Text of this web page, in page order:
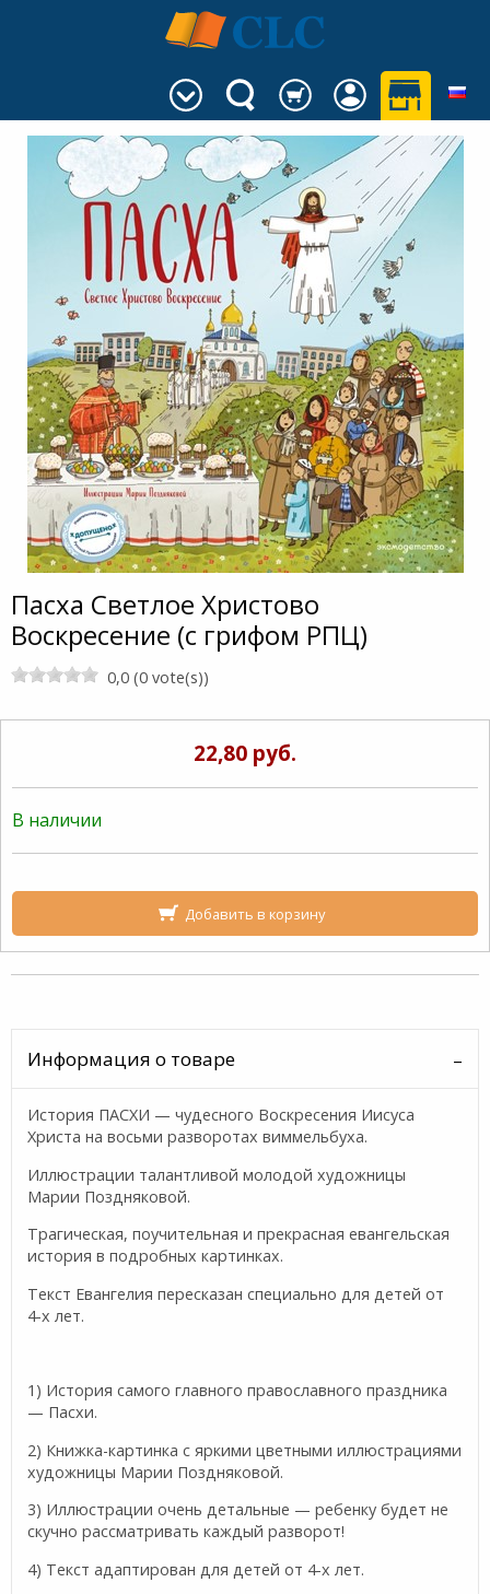
Пасха Светлое Христово
Воскресение (с грифом РПЦ)
0,0 (0 vote(s))
22,80 руб.
В наличии
Добавить в корзину
Информация о товаре
История ПАСХИ — чудесного Воскресения Иисуса
Христа на восьми разворотах виммельбуха.
Иллюстрации талантливой молодой художницы
Марии Поздняковой.
Трагическая, поучительная и прекрасная евангельская
история в подробных картинках.
Текст Евангелия пересказан специально для детей от
4-х лет.
1) История самого главного православного праздника
— Пасхи.
2) Книжка-картинка с яркими цветными иллюстрациями
художницы Марии Поздняковой.
3) Иллюстрации очень детальные — ребенку будет не
скучно рассматривать каждый разворот!
4) Текст адаптирован для детей от 4-х лет.